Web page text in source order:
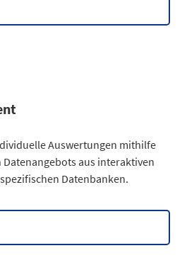
Auswertungen mithilfe
aus interaktiven
Datenbanken.